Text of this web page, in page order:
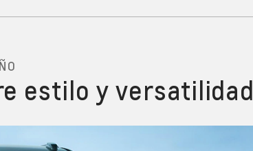
estilo y versatilidad